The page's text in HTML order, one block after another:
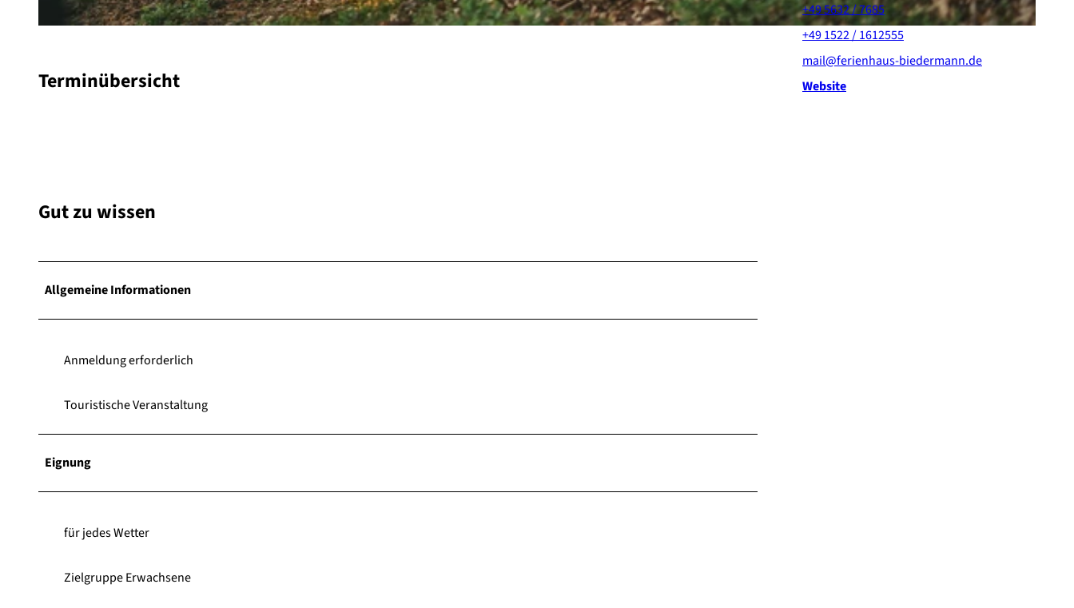
Terminübersicht
Gut zu wissen
Allgemeine Informationen
Anmeldung erforderlich
Touristische Veranstaltung
Eignung
für jedes Wetter
Zielgruppe Erwachsene
+49 5632 / 7685
+49 1522 / 1612555
mail@ferienhaus-biedermann.de
Website